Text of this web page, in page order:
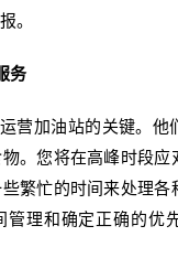
。
务
加油站的关键。他
。您将在高峰时段应
繁忙的时间来处理各
管理和确定正确的优